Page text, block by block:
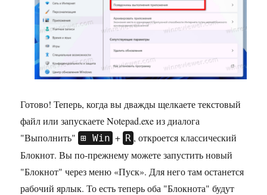
Готово! Теперь, когда вы дважды щелкаете текстовый
файл или запускаете Notepad.exe из диалога
"Выполнить"
Win + R , откроется классический
Блокнот. Вы по-прежнему можете запустить новый
"Блокнот" через меню «Пуск». Для него там останется
рабочий ярлык. То есть теперь оба "Блокнота" будут